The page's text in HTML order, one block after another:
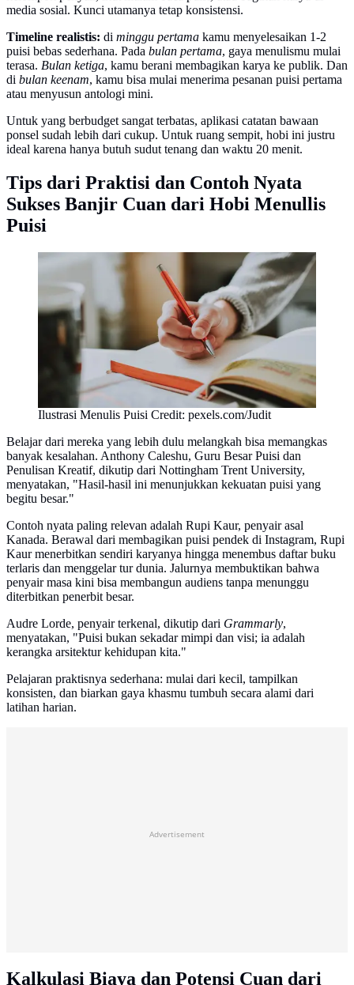
media sosial. Kunci utamanya tetap konsistensi.
Timeline realistis: di minggu pertama kamu menyelesaikan 1-2
puisi bebas sederhana. Pada bulan pertama, gaya menulismu mulai
terasa. Bulan ketiga, kamu berani membagikan karya ke publik. Dan
di bulan keenam, kamu bisa mulai menerima pesanan puisi pertama
atau menyusun antologi mini.
Untuk yang berbudget sangat terbatas, aplikasi catatan bawaan
ponsel sudah lebih dari cukup. Untuk ruang sempit, hobi ini justru
ideal karena hanya butuh sudut tenang dan waktu 20 menit.
Tips dari Praktisi dan Contoh Nyata
Sukses Banjir Cuan dari Hobi Menullis
Puisi
Ilustrasi Menulis Puisi Credit: pexels.com/Judit
Belajar dari mereka yang lebih dulu melangkah bisa memangkas
banyak kesalahan. Anthony Caleshu, Guru Besar Puisi dan
Penulisan Kreatif, dikutip dari Nottingham Trent University,
menyatakan, "Hasil-hasil ini menunjukkan kekuatan puisi yang
begitu besar."
Contoh nyata paling relevan adalah Rupi Kaur, penyair asal
Kanada. Berawal dari membagikan puisi pendek di Instagram, Rupi
Kaur menerbitkan sendiri karyanya hingga menembus daftar buku
terlaris dan menggelar tur dunia. Jalurnya membuktikan bahwa
penyair masa kini bisa membangun audiens tanpa menunggu
diterbitkan penerbit besar.
Audre Lorde, penyair terkenal, dikutip dari Grammarly,
menyatakan, "Puisi bukan sekadar mimpi dan visi; ia adalah
kerangka arsitektur kehidupan kita."
Pelajaran praktisnya sederhana: mulai dari kecil, tampilkan
konsisten, dan biarkan gaya khasmu tumbuh secara alami dari
latihan harian.
Advertisement
Kalkulasi Biaya dan Potensi Cuan dari